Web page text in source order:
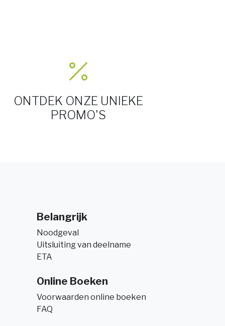
ONTDEK ONZE UNIEKE
PROMO'S
Belangrijk
Noodgeval
Uitsluiting van deelname
ETA
Online Boeken
Voorwaarden online boeken
FAQ